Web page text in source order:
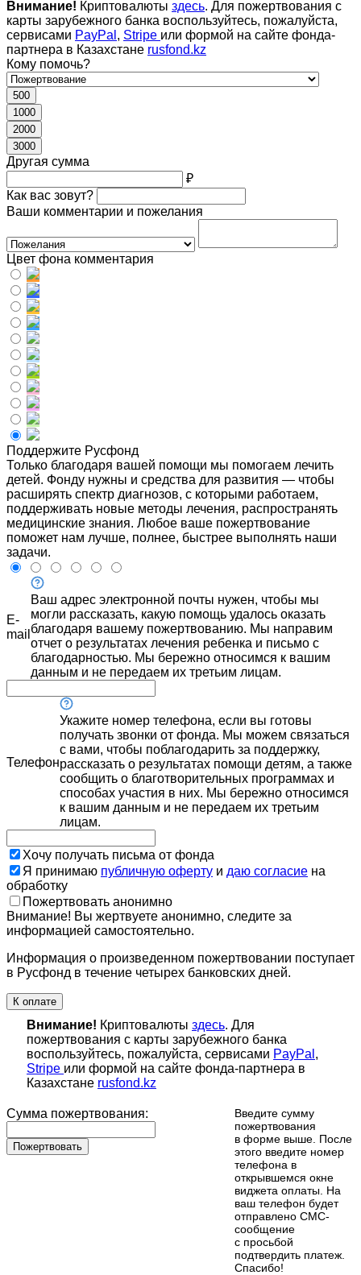
Внимание! Криптовалюты здесь. Для пожертвования с
карты зарубежного банка воспользуйтесь, пожалуйста,
сервисами PayPal , Stripe или формой на сайте фонда-
партнера в Казахстане rusfond.kz
Кому помочь?
500
1000
2000
3000
Другая сумма
₽
Как вас зовут?
Ваши комментарии и пожелания
Цвет фона комментария
Поддержите Русфонд
Только благодаря вашей помощи мы помогаем лечить
детей. Фонду нужны и средства для развития — чтобы
расширять спектр диагнозов, с которыми работаем,
поддерживать новые методы лечения, распространять
медицинские знания. Любое ваше пожертвование
поможет нам лучше, полнее, быстрее выполнять наши
задачи.
E-
mail
Ваш адрес электронной почты нужен, чтобы мы
могли рассказать, какую помощь удалось оказать
благодаря вашему пожертвованию. Мы направим
отчет о результатах лечения ребенка и письмо с
благодарностью. Мы бережно относимся к вашим
данным и не передаем их третьим лицам.
Телефон
Укажите номер телефона, если вы готовы
получать звонки от фонда. Мы можем связаться
с вами, чтобы поблагодарить за поддержку,
рассказать о результатах помощи детям, а также
сообщить о благотворительных программах и
способах участия в них. Мы бережно относимся
к вашим данным и не передаем их третьим
лицам.
Хочу получать письма от фонда
Я принимаю публичную оферту и даю согласие на
обработку
Пожертвовать анонимно
Внимание! Вы жертвуете анонимно, следите за
информацией самостоятельно.
Информация о произведенном пожертвовании поступает
в Русфонд в течение четырех банковских дней.
К оплате
Внимание! Криптовалюты здесь. Для
пожертвования с карты зарубежного банка
воспользуйтесь, пожалуйста, сервисами PayPal ,
Stripe или формой на сайте фонда-партнера в
Казахстане rusfond.kz
Сумма пожертвования:
Пожертвовать
Введите сумму
пожертвования
в форме выше. После
этого введите номер
телефона в
открывшемся окне
виджета оплаты. На
ваш телефон будет
отправлено СМС-
сообщение
с просьбой
подтвердить платеж.
Cпасибо!